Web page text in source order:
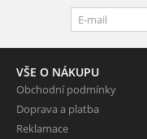
VŠE O NÁKUPU
Obchodní podmínky
Doprava a platba
Reklamace